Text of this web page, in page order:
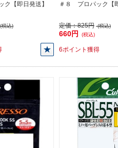
【即日発送】
込)
＃８ プロパック【
定価：825円 (税込)
660円 (税込)
6ポイント獲得